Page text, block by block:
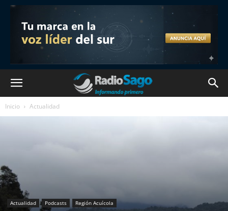
Inicio Actualidad
Actualidad Podcasts Región Acuícola